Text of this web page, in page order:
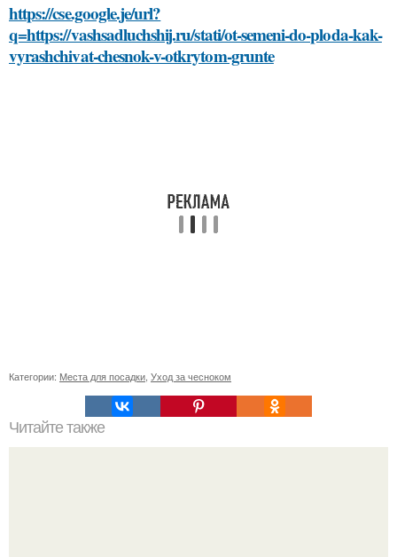
https://cse.google.je/url?
q=https://vashsadluchshij.ru/stati/ot-semeni-do-ploda-kak-
vyrashchivat-chesnok-v-otkrytom-grunte
Категории: Места для посадки Уход за чесноком
Читайте также